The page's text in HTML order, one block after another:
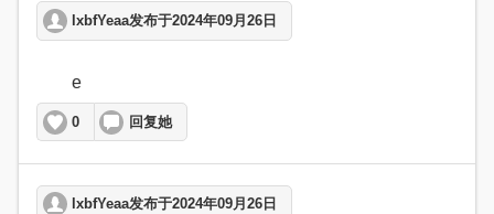
lxbfYeaa发布于2024年09月26日
	e
0 回复她
lxbfYeaa发布于2024年09月26日